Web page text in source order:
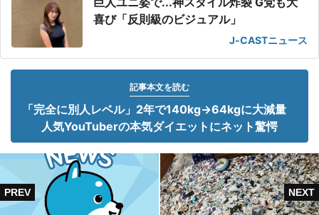
喜び「反則級のビジュアル」
J-CASTニュース
記事本文を読む
「完全に別人レベル」2年で140kg→64kgに大減量
人気YouTuberの本気ダイエットにネット驚愕